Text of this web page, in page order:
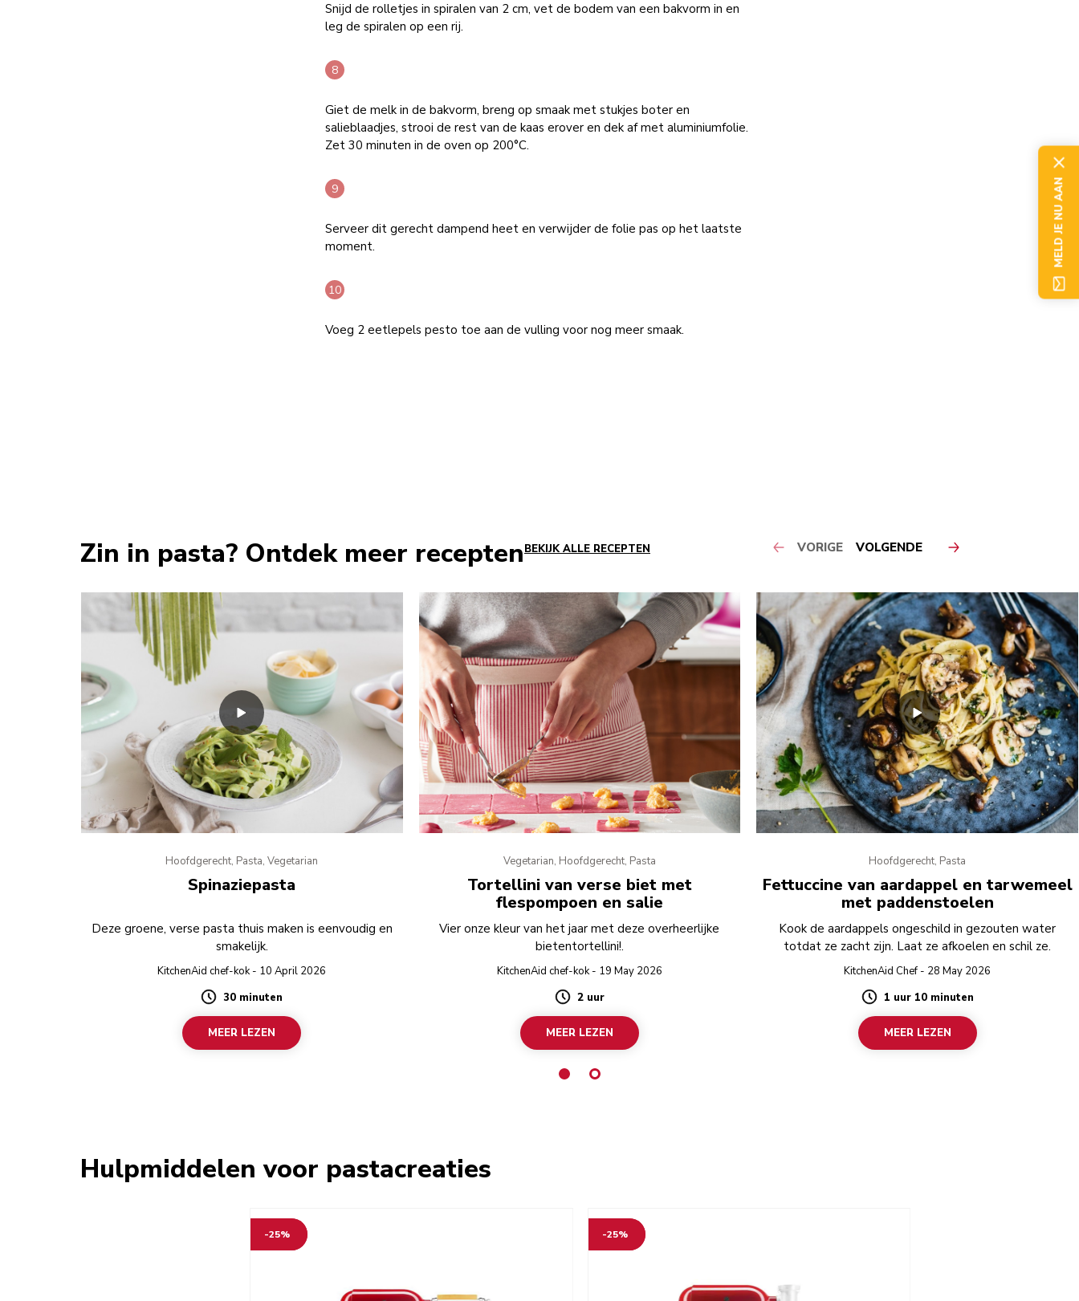
Snijd de rolletjes in spiralen van 2 cm, vet de bodem van een bakvorm in en
leg de spiralen op een rij.
Giet de melk in de bakvorm, breng op smaak met stukjes boter en
salieblaadjes, strooi de rest van de kaas erover en dek af met aluminiumfolie.
Zet 30 minuten in de oven op 200°C.
Serveer dit gerecht dampend heet en verwijder de folie pas op het laatste
moment.
Voeg 2 eetlepels pesto toe aan de vulling voor nog meer smaak.
Zin in pasta? Ontdek meer receptenBEKIJK ALLE RECEPTEN VORIGE VOLGENDE
Hoofdgerecht, Pasta, Vegetarian
Spinaziepasta
Deze groene, verse pasta thuis maken is eenvoudig en
smakelijk.
KitchenAid chef-kok - 10 April 2026
Duration
30 minuten
MEER LEZEN
Vegetarian, Hoofdgerecht, Pasta
Tortellini van verse biet met
flespompoen en salie
Vier onze kleur van het jaar met deze overheerlijke
bietentortellini!.
KitchenAid chef-kok - 19 May 2026
Duration
2 uur
MEER LEZEN
Hoofdgerecht, Pasta
Fettuccine van aardappel en tarwemeel
met paddenstoelen
Kook de aardappels ongeschild in gezouten water
totdat ze zacht zijn. Laat ze afkoelen en schil ze.
KitchenAid Chef - 28 May 2026
Duration1 uur 10 minuten
MEER LEZEN
Hulpmiddelen voor pastacreaties
-25% -25%
MELD JE NU AAN